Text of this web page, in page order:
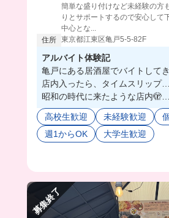
簡単な盛り付けなど未経験の方
りとサポートするので安心して
中心とな...
住所 東京都江東区亀戸5-5-82F
アルバイト体験記
亀戸にある居酒屋でバイトして
店内入ったら、タイムスリップ
昭和の時代に来たような店内🫣
部屋ごとにコンセプトがあって
映画の部屋とかたくさんあった
しかも、ここおしゃれ完全自由な
高校生歓迎 未経験歓迎
週1からOK
大学生歓迎
募集終了